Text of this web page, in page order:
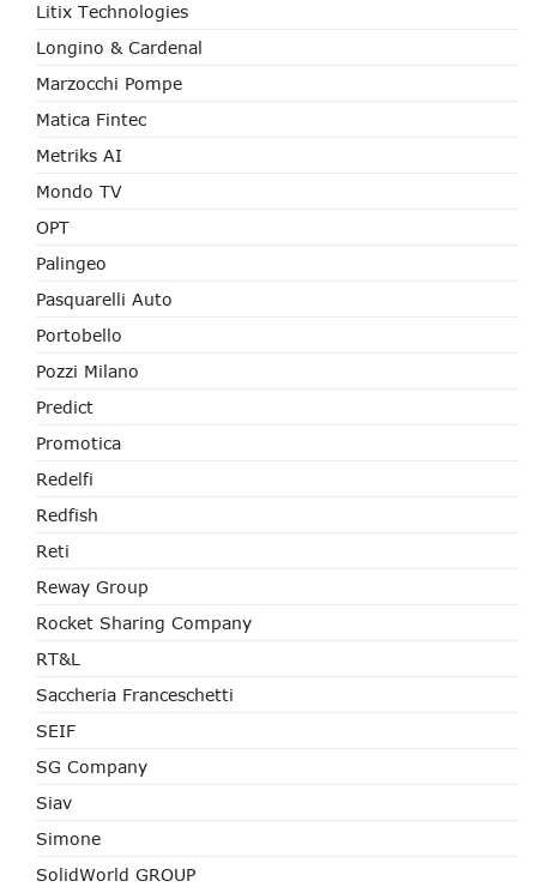
Litix Technologies
Longino & Cardenal
Marzocchi Pompe
Matica Fintec
Metriks AI
Mondo TV
OPT
Palingeo
Pasquarelli Auto
Portobello
Pozzi Milano
Predict
Promotica
Redelfi
Redfish
Reti
Reway Group
Rocket Sharing Company
RT&L
Saccheria Franceschetti
SEIF
SG Company
Siav
Simone
SolidWorld GROUP